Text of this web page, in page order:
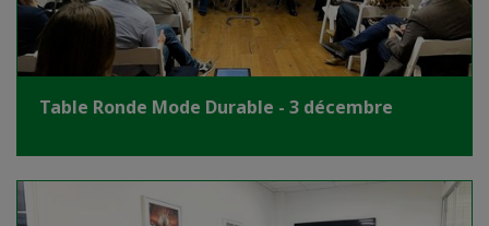
Table Ronde Mode Durable - 3 décembre